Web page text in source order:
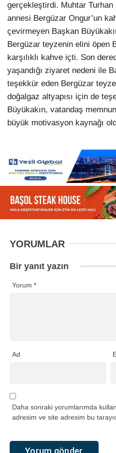
gerçekleştirdi. Muhtar Turhan
annesi Bergüzar Ongur’un
çevirmeyen Başkan
Bergüzar teyzenin elini öpen
karşılıklı kahve içti. Son
yaşandığı ziyaret nedeni ile
teşekkür eden Bergüzar
doğalgaz altyapısı için de
Büyükakın, vatandaş
büyük motivasyon kaynağı
YORUMLAR
Bir yanıt yazın
Yorum *
Ad
Daha sonraki yorumlarımda
adresim ve site adresim bu